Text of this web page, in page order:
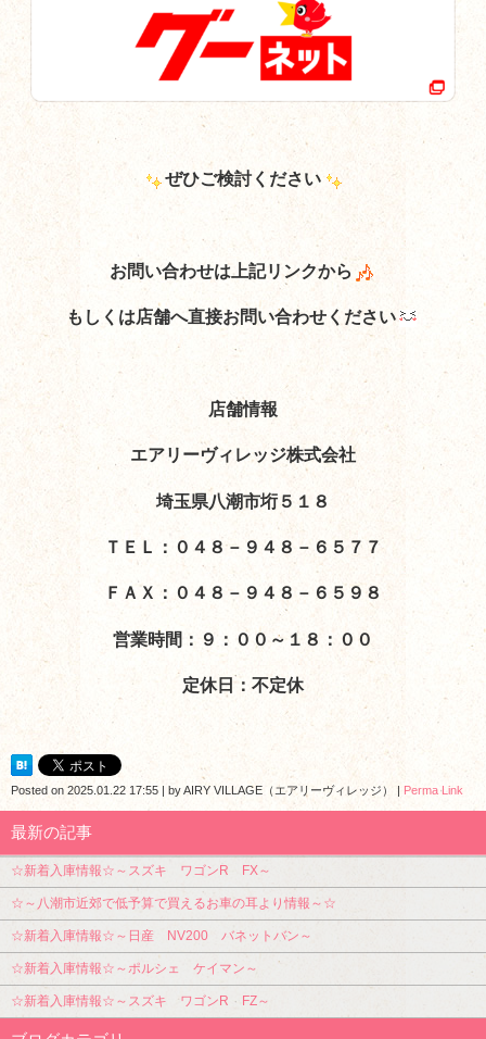
ぜひご検討ください
お問い合わせは上記リンクから
もしくは店舗へ直接お問い合わせください
店舗情報
エアリーヴィレッジ株式会社
埼玉県八潮市垳５１８
ＴＥＬ：０４８－９４８－６５７７
ＦＡＸ：０４８－９４８－６５９８
営業時間：９：００～１８：００
定休日：不定休
Posted on 2025.01.22 17:55 | byAIRY VILLAGE（エアリーヴィレッジ） | Perma Link
最新の記事
☆新着入庫情報☆～スズキ ワゴンR FX～
☆～八潮市近郊で低予算で買えるお車の耳より情報～☆
☆新着入庫情報☆～日産 NV200 バネットバン～
☆新着入庫情報☆～ポルシェ ケイマン～
☆新着入庫情報☆～スズキ ワゴンR FZ～